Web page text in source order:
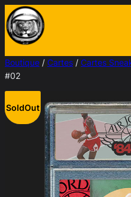
Aller
au
contenu
Boutique / Cartes / Cartes
#02
SoldOut